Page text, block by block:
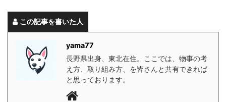
この記事を書いた人
yama77
長野県出身、東北在住。ここでは、物事の考
え方、取り組み方、を皆さんと共有できれば
と思っております。